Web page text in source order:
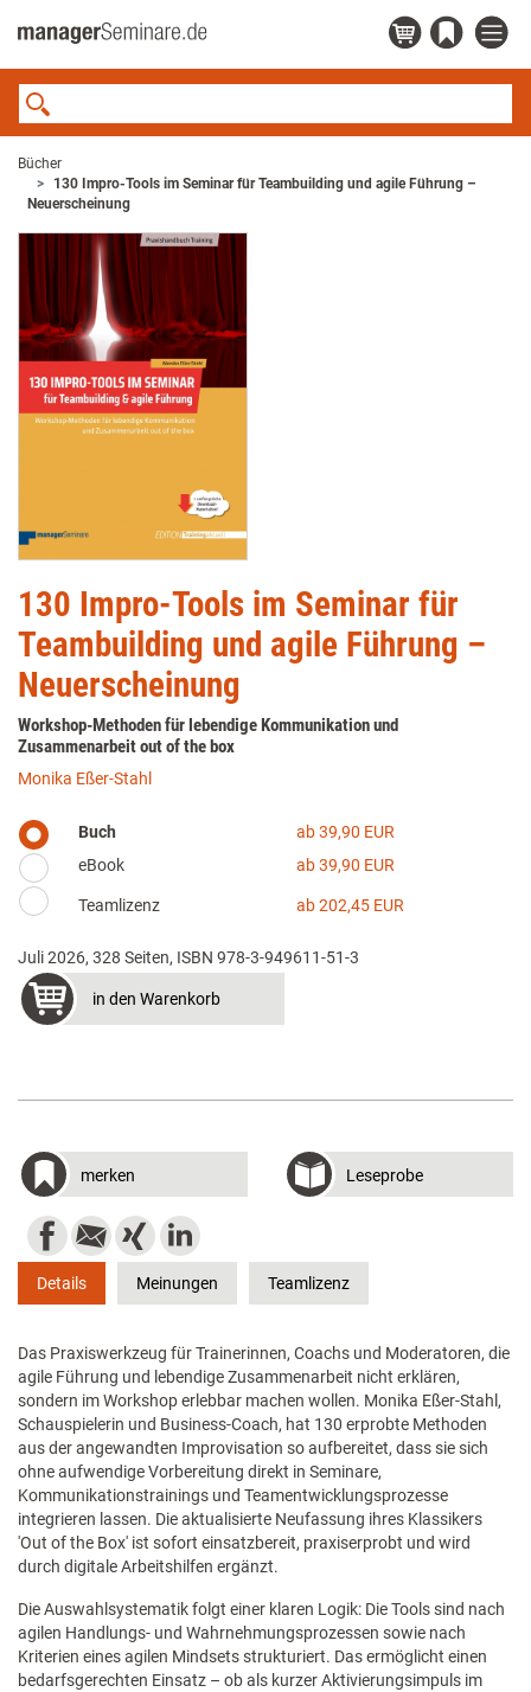
Bücher
130 Impro-Tools im Seminar für Teambuilding und agile Führung –
Neuerscheinung
130 Impro-Tools im Seminar für
Teambuilding und agile Führung –
Neuerscheinung
Workshop-Methoden für lebendige Kommunikation und
Zusammenarbeit out of the box
Monika Eßer-Stahl
Buch
ab 39,90 EUR
eBook
ab 39,90 EUR
Teamlizenz ab 202,45 EUR
Juli 2026, 328 Seiten, ISBN 978-3-949611-51-3
in den Warenkorb
merken Leseprobe
Details Meinungen Teamlizenz
Das Praxiswerkzeug für Trainerinnen, Coachs und Moderatoren, die
agile Führung und lebendige Zusammenarbeit nicht erklären,
sondern im Workshop erlebbar machen wollen. Monika Eßer-Stahl,
Schauspielerin und Business-Coach, hat 130 erprobte Methoden
aus der angewandten Improvisation so aufbereitet, dass sie sich
ohne aufwendige Vorbereitung direkt in Seminare,
Kommunikationstrainings und Teamentwicklungsprozesse
integrieren lassen. Die aktualisierte Neufassung ihres Klassikers
'Out of the Box' ist sofort einsatzbereit, praxiserprobt und wird
durch digitale Arbeitshilfen ergänzt.
Die Auswahlsystematik folgt einer klaren Logik: Die Tools sind nach
agilen Handlungs- und Wahrnehmungsprozessen sowie nach
Kriterien eines agilen Mindsets strukturiert. Das ermöglicht einen
bedarfsgerechten Einsatz – ob als kurzer Aktivierungsimpuls im